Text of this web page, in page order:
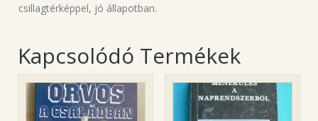
csillagtérképpel, jó állapotban.
Kapcsolódó Termékek